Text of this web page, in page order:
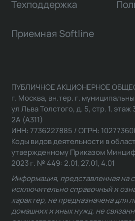
Техподдержка
Приемная Softline
ПУБЛИЧНОЕ АКЦИОНЕРНОЕ
г. Москва, вн.тер. г.
ул Льва Толстого, д. 5, стр. 1,
2А (А311)
ИНН: 7736227885 / ОГРН:
Коды видов деятельности в
утвержденному Приказом
2023 г. № 449: 2.01, 27.01, 4.01
Информация, представленная на
исключительно справочный и
характер, не предназначена для
домашних и иных нужд, не